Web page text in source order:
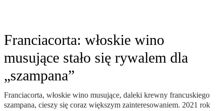
Franciacorta: włoskie wino
musujące stało się rywalem dla
„szampana”
Franciacorta, włoskie wino musujące, daleki krewny francuskiego
szampana, cieszy się coraz większym zainteresowaniem. 2021 rok